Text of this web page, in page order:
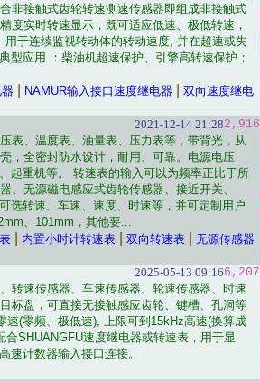
非接触式齿轮转速测速传感器即组成非接触式
度实时转速显示，既可适应低速、极低转速，
于连续监视转动体的转动速度, 并在超速或失
型应用 ：柴油机超速保护、引擎高转速保护；
NAMUR输入接口速度继电器
双向速度继电
2021-12-14 21:282,916
表、温度表、油量表、压力表等，带背光，从
，全密封防水设计，耐用、可靠。电源电压
起重机等。 转速表的输入可以为频率正比于所
、无源磁电感应式齿轮传感器、接近开关、
选转速、车速、速度、时速等，并可定制用户
、101mm，其他要...
内置小时计转速表 双向转速表
无源传感器
2025-05-13 09:166,207
转速传感器、车速传感器、轮速传感器、时速
标盘，可直接无接触感应齿轮、键槽、孔洞等
(零频、极低速), 上限可到15kHz高速(换算成
SHUANGFU速度继电器或转速表，用于显
速计数器输入接口连接。